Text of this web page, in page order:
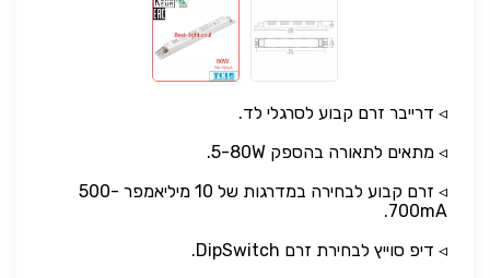
◃ דרייבר זרם קבוע לסרגלי לד.
◃ מתאים לתאורה בהספק 5-80W.
◃ זרם קבוע לבחירה במדרגות של 10 מיליאמפר 500-
700mA.
◃ דיפ סוייץ לבחירת זרם DipSwitch.